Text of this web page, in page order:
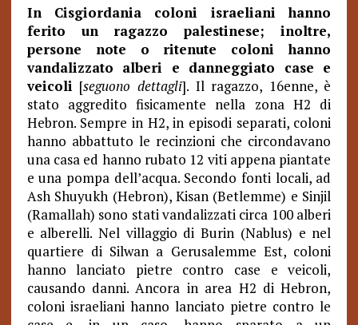
In Cisgiordania coloni israeliani hanno
ferito un ragazzo palestinese; inoltre,
persone note o ritenute coloni hanno
vandalizzato alberi e danneggiato case e
veicoli [seguono dettagli]. Il ragazzo, 16enne, è
stato aggredito fisicamente nella zona H2 di
Hebron. Sempre in H2, in episodi separati, coloni
hanno abbattuto le recinzioni che circondavano
una casa ed hanno rubato 12 viti appena piantate
e una pompa dell’acqua. Secondo fonti locali, ad
Ash Shuyukh (Hebron), Kisan (Betlemme) e Sinjil
(Ramallah) sono stati vandalizzati circa 100 alberi
e alberelli. Nel villaggio di Burin (Nablus) e nel
quartiere di Silwan a Gerusalemme Est, coloni
hanno lanciato pietre contro case e veicoli,
causando danni. Ancora in area H2 di Hebron,
coloni israeliani hanno lanciato pietre contro le